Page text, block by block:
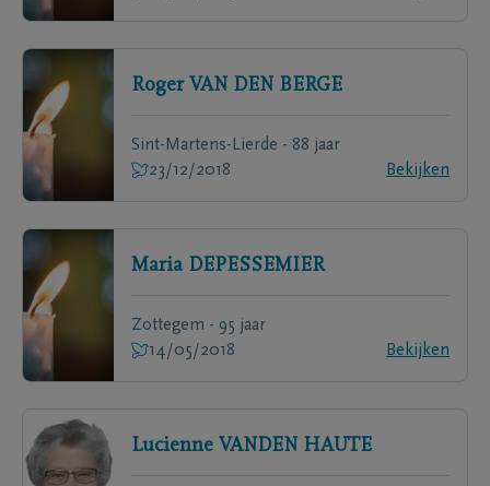
Roger VAN DEN BERGE
Sint-Martens-Lierde - 88 jaar
23/12/2018
Bekijken
Maria DEPESSEMIER
Zottegem - 95 jaar
14/05/2018
Bekijken
Lucienne VANDEN HAUTE